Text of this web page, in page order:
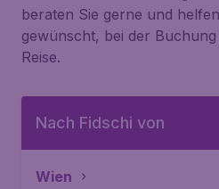
beraten Sie gerne und
gewünscht, bei der
Reise.
Nach Fidschi von
Wien